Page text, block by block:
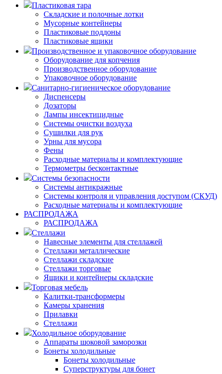
Пластиковая тара
Складские и полочные лотки
Мусорные контейнеры
Пластиковые поддоны
Пластиковые ящики
Производственное и упаковочное оборудование
Оборудование для копчения
Производственное оборудование
Упаковочное оборудование
Санитарно-гигиеническое оборудование
Диспенсеры
Дозаторы
Лампы инсектицидные
Системы очистки воздуха
Сушилки для рук
Урны для мусора
Фены
Расходные материалы и комплектующие
Термометры бесконтактные
Системы безопасности
Системы антикражные
Системы контроля и управления доступом (СКУД)
Расходные материалы и комплектующие
РАСПРОДАЖА
РАСПРОДАЖА
Стеллажи
Навесные элементы для стеллажей
Стеллажи металлические
Стеллажи складские
Стеллажи торговые
Ящики и контейнеры складские
Торговая мебель
Калитки-трансформеры
Камеры хранения
Прилавки
Стеллажи
Холодильное оборудование
Аппараты шоковой заморозки
Бонеты холодильные
Бонеты холодильные
Суперструктуры для бонет